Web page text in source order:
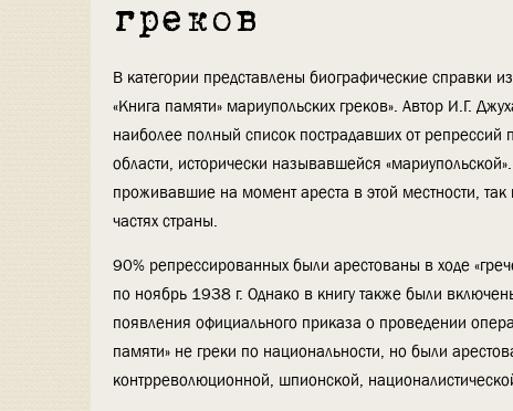
греков
В категории представлены биографические справки
«Книга памяти» мариупольских греков». Автор И.Г.
наиболее полный список пострадавших от
области, исторически называвшейся
проживавшие на момент ареста в этой местности,
частях страны.
90% репрессированных были арестованы в ходе
по ноябрь 1938 г. Однако в книгу также были
появления официального приказа о проведении
памяти» не греки по национальности, но были
контрреволюционной, шпионской,